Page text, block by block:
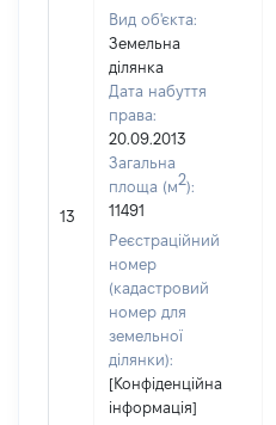
13
Вид об'єкта:
Земельна
ділянка
Дата набуття
права:
20.09.2013
Загальна
площа (м2):
11491
Реєстраційний
номер
(кадастровий
номер для
земельної
ділянки):
[Конфіденційна
інформація]